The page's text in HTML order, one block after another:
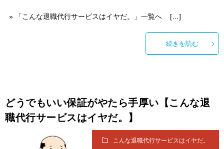
» 「こんな退職代行サービスはイヤだ。」一覧へ […]
続きを読む
どうでもいい保証がやたら手厚い【こんな退
職代行サービスはイヤだ。】
こんな退職代行サービスはイヤだ。